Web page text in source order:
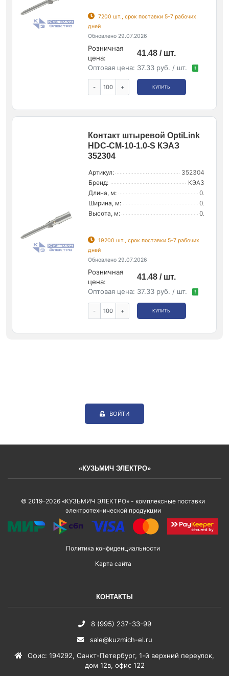
7200 шт., срок поставки 5-7 рабочих
дней
Обновлено 29.07.2026
Розничная
цена:
41.48 / шт.
Оптовая цена: 37.33 руб. / шт. !
- + КУПИТЬ
Контакт штыревой OptiLink
HDC-CM-10-1.0-S КЭАЗ
352304
Артикул:
352304
Бренд:
КЭАЗ
Длина, м:
0.
Ширина, м:
0.
Высота, м:
0.
19200 шт., срок поставки 5-7 рабочих
дней
Обновлено 29.07.2026
Розничная
цена:
41.48 / шт.
Оптовая цена: 37.33 руб. / шт. !
- + КУПИТЬ
ВОЙТИ
«КУЗЬМИЧ ЭЛЕКТРО»
© 2019–2026 «КУЗЬМИЧ ЭЛЕКТРО» - комплексные поставки
электротехнической продукции
Политика конфиденциальности
Карта сайта
КОНТАКТЫ
8 (995) 237-33-99
sale@kuzmich-el.ru
Офис: 194292, Санкт-Петербург, 1-й верхний переулок,
дом 12в, офис 122